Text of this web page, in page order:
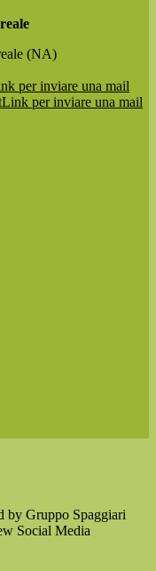
(NA)
per inviare una mail
Link per inviare una mail
by Gruppo Spaggiari
Social Media